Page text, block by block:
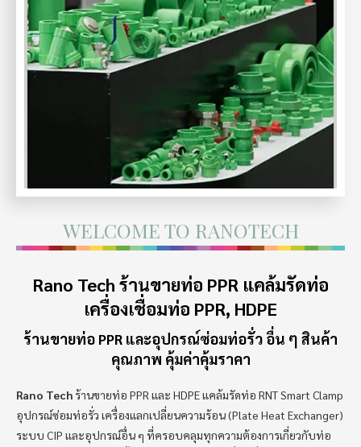
WELCOME TO RANOTECH
Rano Tech ร้านขายท่อ PPR แคล้มรัดท่อ
เครื่องเชื่อมท่อ PPR, HDPE
ร้านขายท่อ PPR และอุปกรณ์ซ่อมท่อรั่ว อื่น ๆ สินค้า
คุณภาพ คุ้มค่าคุ้มราคา
Rano Tech ร้านขายท่อ PPR และ HDPE แคล้มรัดท่อ RNT Smart Clamp
อุปกรณ์ซ่อมท่อรั่ว เครื่องแลกเปลี่ยนความร้อน (Plate Heat Exchanger)
ระบบ CIP และอุปกรณ์อื่น ๆ ที่ครอบคลุมทุกความต้องการเกี่ยวกับท่อ